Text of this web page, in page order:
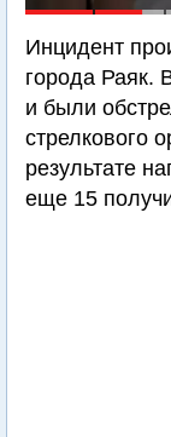
Инцидент
города Раяк.
и были
стрелкового
результате
еще 15